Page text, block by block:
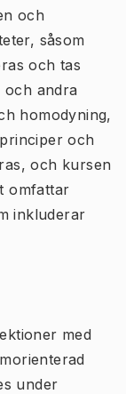
och
såsom
och tas
och andra
homodyning,
och
och kursen
omfattar
inkluderar
med
under